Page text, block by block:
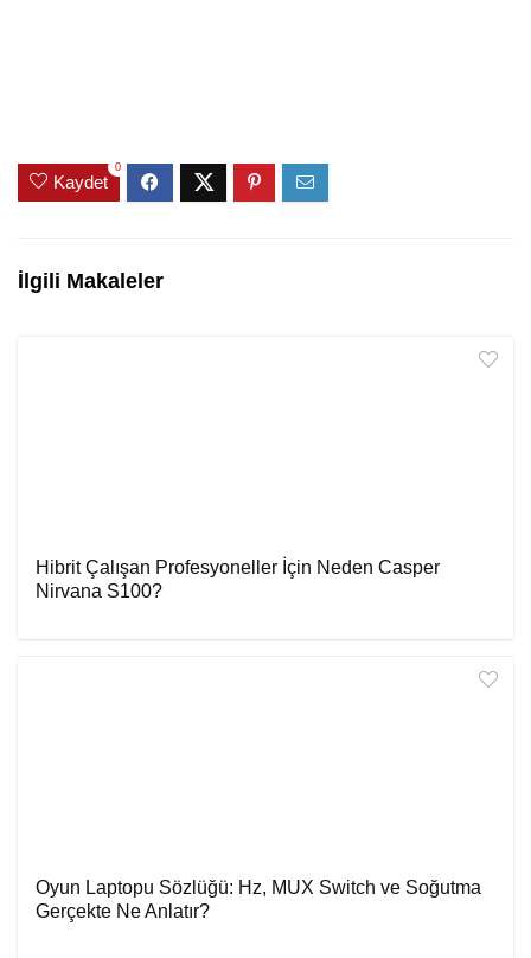
Kaydet
0
İlgili Makaleler
Hibrit Çalışan Profesyoneller İçin Neden Casper
Nirvana S100?
Oyun Laptopu Sözlüğü: Hz, MUX Switch ve Soğutma
Gerçekte Ne Anlatır?